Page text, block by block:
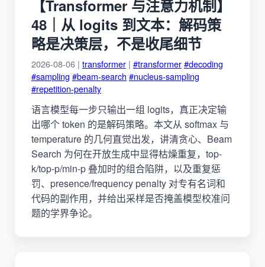
【Transformer 与注意力机制】
48｜从 logits 到文本：解码策
略是决策层，不是收尾细节
2026-08-06 | transformer | #transformer#decoding
#sampling #beam-search #nucleus-sampling
#repetition-penalty
语言模型每一步只输出一组 logits，真正决定输
出哪个 token 的是解码策略。本文从 softmax 与
temperature 的几何直觉出发，讲清贪心、Beam
Search 为何在开放生成中显得枯燥重复，top-
k/top-p/min-p 叠加时的组合陷阱，以及重复惩
罚、presence/frequency penalty 对专有名词和
代码的副作用，并给出采样是否掩盖模型校准问
题的学界争论。